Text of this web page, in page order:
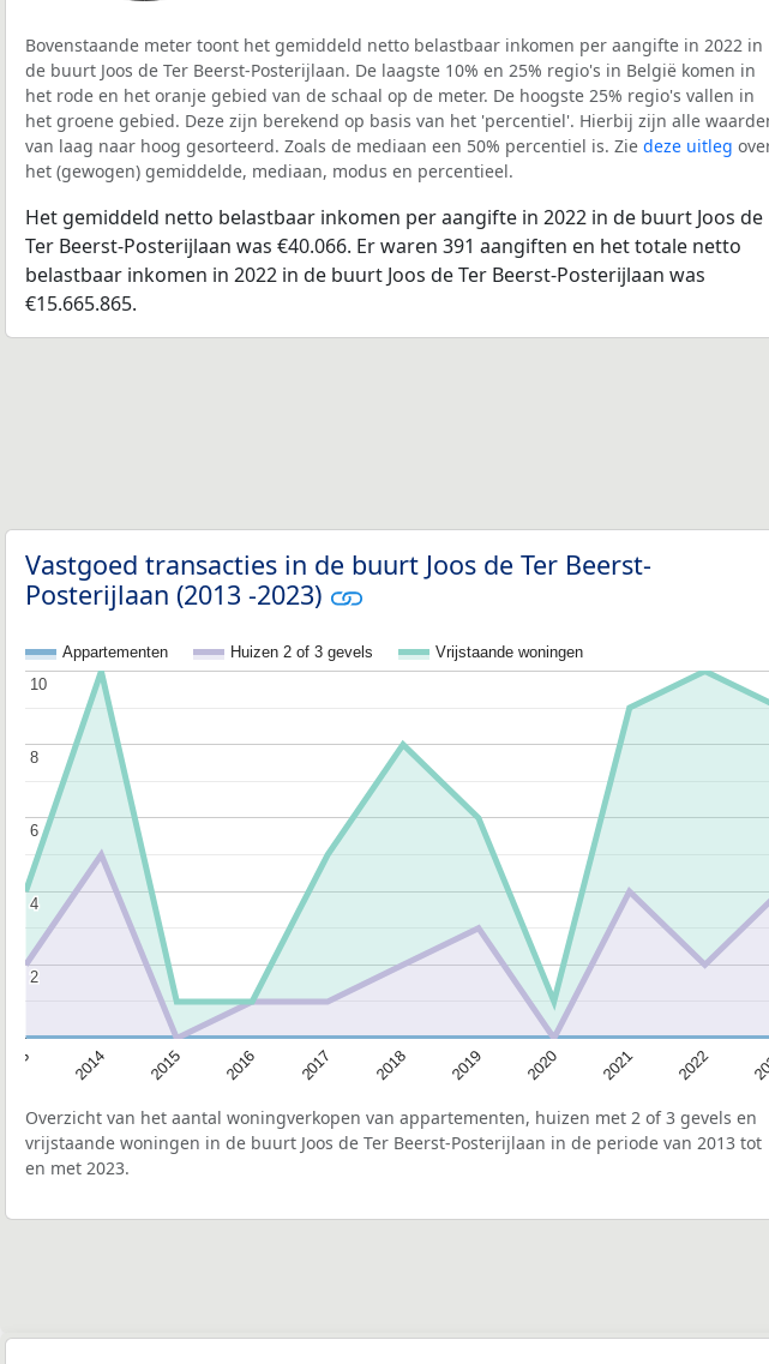
Bovenstaande meter toont het gemiddeld netto belastbaar inkomen per aangifte in 2022 in
de buurt Joos de Ter Beerst-Posterijlaan. De laagste 10% en 25% regio's in België komen in
het rode en het oranje gebied van de schaal op de meter. De hoogste 25% regio's vallen in
het groene gebied. Deze zijn berekend op basis van het 'percentiel'. Hierbij zijn alle
van laag naar hoog gesorteerd. Zoals de mediaan een 50% percentiel is. Zie deze uitleg
het (gewogen) gemiddelde, mediaan, modus en percentieel.
Het gemiddeld netto belastbaar inkomen per aangifte in 2022 in de buurt Joos de
Ter Beerst-Posterijlaan was €40.066. Er waren 391 aangiften en het totale netto
belastbaar inkomen in 2022 in de buurt Joos de Ter Beerst-Posterijlaan was
€15.665.865.
Vastgoed transacties in de buurt Joos de Ter Beerst-
Posterijlaan (2013 -2023)
Appartementen Huizen 2 of 3 gevels Vrijstaande woningen
2014 2015 2016 2017 2018 2019 2020 2021 2022
2
2
4
4
6
6
8
8
10
10
Overzicht van het aantal woningverkopen van appartementen, huizen met 2 of 3 gevels en
vrijstaande woningen in de buurt Joos de Ter Beerst-Posterijlaan in de periode van 2013 tot
en met 2023.